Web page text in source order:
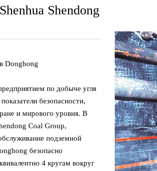
Shendong
Donghong
по добыче угля
безопасности,
и мирового уровня. В
Coal Group,
подземной
безопасно
4 кругам вокруг